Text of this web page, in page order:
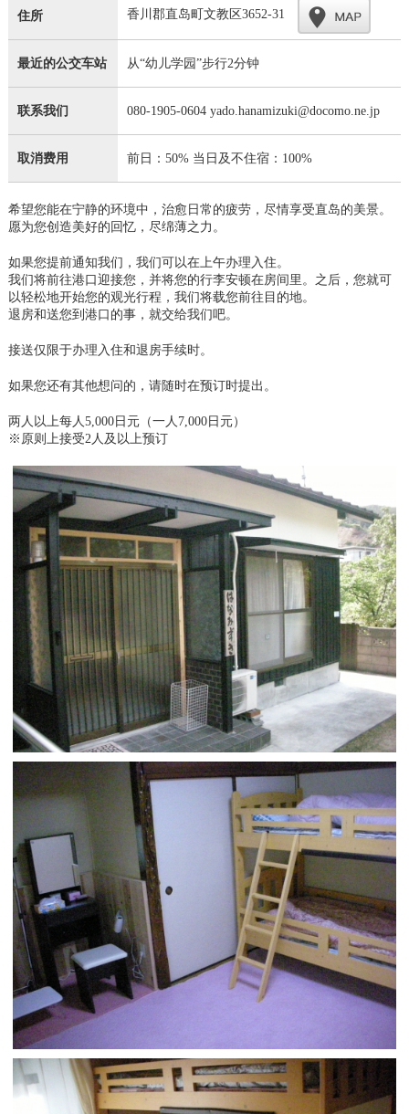
住所 香川郡直岛町文教区3652-31
最近的公交车站 从“幼儿学园”步行2分钟
联系我们 080-1905-0604 yado.hanamizuki@docomo.ne.jp
取消费用 前日：50% 当日及不住宿：100%
希望您能在宁静的环境中，治愈日常的疲劳，尽情享受直岛的美景。
愿为您创造美好的回忆，尽绵薄之力。
如果您提前通知我们，我们可以在上午办理入住。
我们将前往港口迎接您，并将您的行李安顿在房间里。之后，您就可
以轻松地开始您的观光行程，我们将载您前往目的地。
退房和送您到港口的事，就交给我们吧。
接送仅限于办理入住和退房手续时。
如果您还有其他想问的，请随时在预订时提出。
两人以上每人5,000日元（一人7,000日元）
※原则上接受2人及以上预订